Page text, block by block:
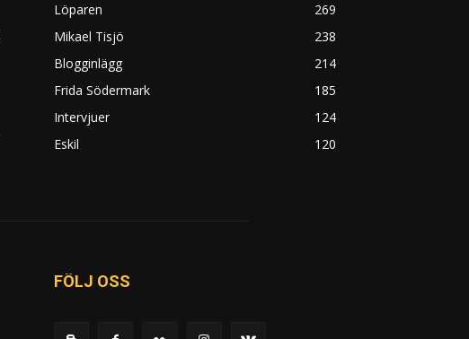
Löparen
269
Mikael Tisjö
238
Blogginlägg
214
Frida Södermark
185
Intervjuer
124
Eskil
120
FÖLJ OSS